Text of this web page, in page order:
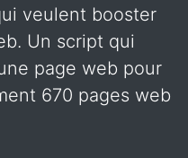
veulent booster
Un script qui
page web pour
670 pages web